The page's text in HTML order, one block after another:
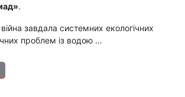
.
завдала системних екологічних
проблем із водою …